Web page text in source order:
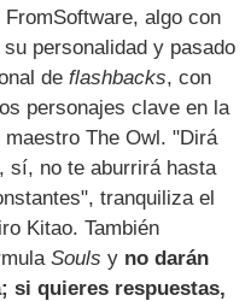
algo con
personalidad y pasado
deflashbacks, con
personajes clave en la
The Owl. "Dirá
sí, no te aburrirá hasta
tranquiliza el
Kitao. También
Souls y no darán
si quieres respuestas,